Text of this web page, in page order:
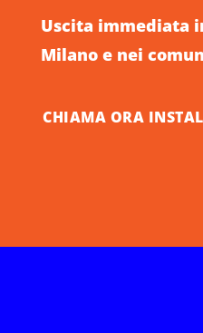
Uscita immediata
Milano e nei
CHIAMA ORA